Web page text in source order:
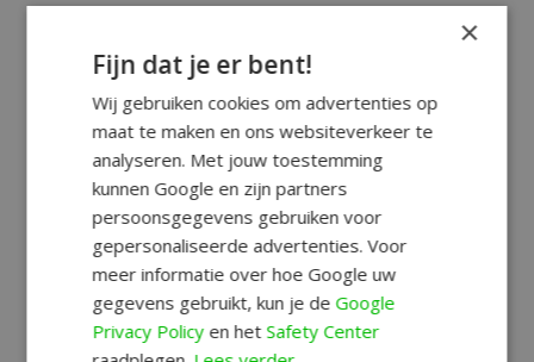
×
Fijn dat je er bent!
Wij gebruiken cookies om advertenties op
maat te maken en ons websiteverkeer te
analyseren. Met jouw toestemming
kunnen Google en zijn partners
persoonsgegevens gebruiken voor
gepersonaliseerde advertenties. Voor
meer informatie over hoe Google uw
gegevens gebruikt, kun je deGoogle
Privacy Policyen hetSafety Center